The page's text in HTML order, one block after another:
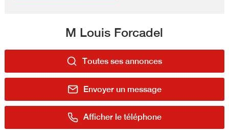
M Louis Forcadel
Toutes ses annonces
Envoyer un message
Afficher le téléphone